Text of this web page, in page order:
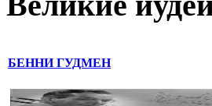
БЕННИ ГУДМЕН